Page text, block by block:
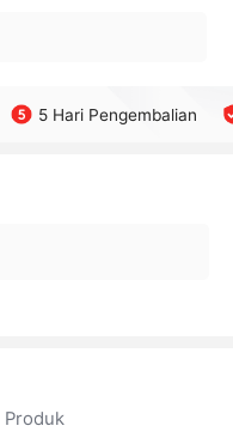
5 Hari Pengembalian
Produk